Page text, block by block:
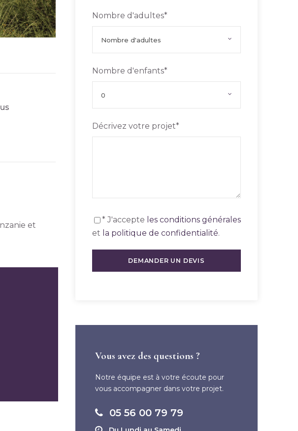
Nombre d'adultes*
Nombre d'enfants*
Décrivez votre projet*
* J'accepte les conditions générales
et la politique de confidentialité.
Vous avez des questions ?
Notre équipe est à votre écoute pour
vous accompagner dans votre projet.
05 56 00 79 79
et